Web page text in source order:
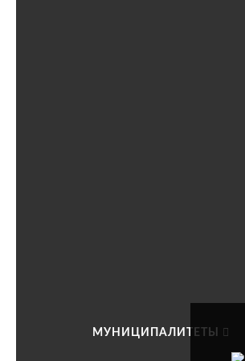
МУНИЦИПАЛИТЕТЫ